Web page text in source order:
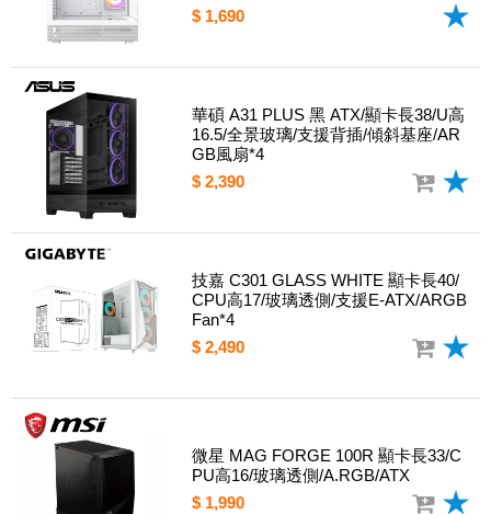
$ 1,690
華碩 A31 PLUS 黑 ATX/顯卡長38/U高
16.5/全景玻璃/支援背插/傾斜基座/AR
GB風扇*4
$ 2,390
技嘉 C301 GLASS WHITE 顯卡長40/
CPU高17/玻璃透側/支援E-ATX/ARGB
Fan*4
$ 2,490
微星 MAG FORGE 100R 顯卡長33/C
PU高16/玻璃透側/A.RGB/ATX
$ 1,990